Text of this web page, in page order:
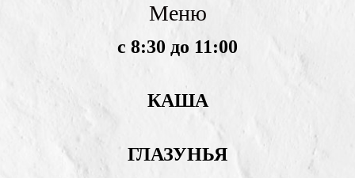
Меню
с 8:30 до 11:00
КАША
ГЛАЗУНЬЯ